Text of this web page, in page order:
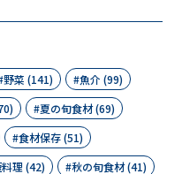
野菜 (141)
魚介 (99)
夏の旬食材 (69)
食材保存 (51)
理 (42) 秋の旬食材 (41)